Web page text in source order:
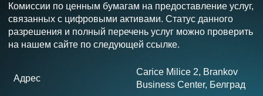
Комиссии по ценным бумагам на предоставление услуг,
связанных с цифровыми активами. Статус данного
разрешения и полный перечень услуг можно проверить
на нашем сайте по следующей ссылке.
Адрес
Carice Milice 2, Brankov
Business Center, Белград